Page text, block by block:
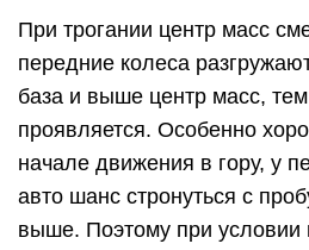
При трогании центр масс
передние колеса
база и выше центр масс,
проявляется. Особенно
начале движения в гору, у
авто шанс стронуться с
выше. Поэтому при условии